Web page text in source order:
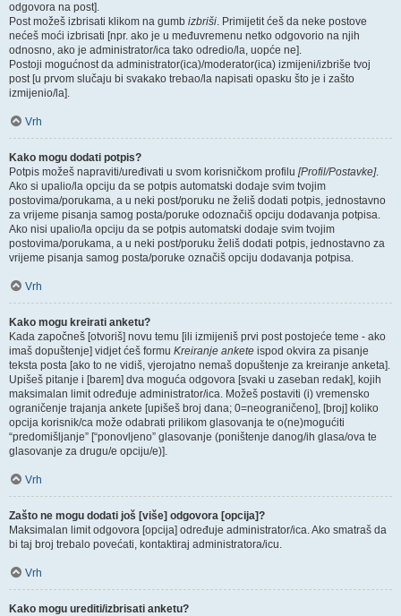
odgovora na post].
Post možeš izbrisati klikom na gumb izbriši. Primijetit ćeš da neke postove
nećeš moći izbrisati [npr. ako je u međuvremenu netko odgovorio na njih
odnosno, ako je administrator/ica tako odredio/la, uopće ne].
Postoji mogućnost da administrator(ica)/moderator(ica) izmijeni/izbriše tvoj
post [u prvom slučaju bi svakako trebao/la napisati opasku što je i zašto
izmijenio/la].
Vrh
Kako mogu dodati potpis?
Potpis možeš napraviti/uređivati u svom korisničkom profilu [Profil/Postavke].
Ako si upalio/la opciju da se potpis automatski dodaje svim tvojim
postovima/porukama, a u neki post/poruku ne želiš dodati potpis, jednostavno
za vrijeme pisanja samog posta/poruke odoznačiš opciju dodavanja potpisa.
Ako nisi upalio/la opciju da se potpis automatski dodaje svim tvojim
postovima/porukama, a u neki post/poruku želiš dodati potpis, jednostavno za
vrijeme pisanja samog posta/poruke označiš opciju dodavanja potpisa.
Vrh
Kako mogu kreirati anketu?
Kada započneš [otvoriš] novu temu [ili izmijeniš prvi post postojeće teme - ako
imaš dopuštenje] vidjet ćeš formu Kreiranje ankete ispod okvira za pisanje
teksta posta [ako to ne vidiš, vjerojatno nemaš dopuštenje za kreiranje anketa].
Upišeš pitanje i [barem] dva moguća odgovora [svaki u zaseban redak], kojih
maksimalan limit određuje administrator/ica. Možeš postaviti (i) vremensko
ograničenje trajanja ankete [upišeš broj dana; 0=neograničeno], [broj] koliko
opcija korisnik/ca može odabrati prilikom glasovanja te o(ne)mogućiti
“predomišljanje” [“ponovljeno” glasovanje (poništenje danog/ih glasa/ova te
glasovanje za drugu/e opciju/e)].
Vrh
Zašto ne mogu dodati još [više] odgovora [opcija]?
Maksimalan limit odgovora [opcija] određuje administrator/ica. Ako smatraš da
bi taj broj trebalo povećati, kontaktiraj administratora/icu.
Vrh
Kako mogu urediti/izbrisati anketu?